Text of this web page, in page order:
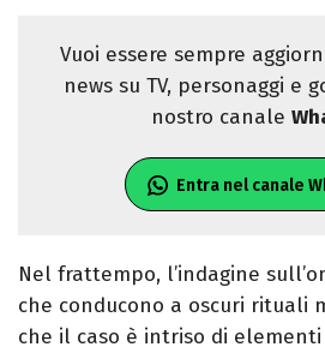
Vuoi essere sempre
news su TV, personaggi e
nostro canale
Entra nel canale
Nel frattempo, l’indagine
che conducono a oscuri rituali
che il caso è intriso di